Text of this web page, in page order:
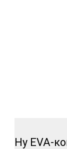
Ну EVA-